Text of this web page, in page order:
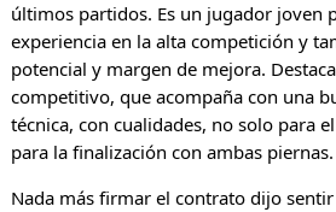
últimos partidos. Es un jugador joven
experiencia en la alta competición y
potencial y margen de mejora.
competitivo, que acompaña con una
técnica, con cualidades, no solo para
para la finalización con ambas piernas.
Nada más firmar el contrato dijo sentir